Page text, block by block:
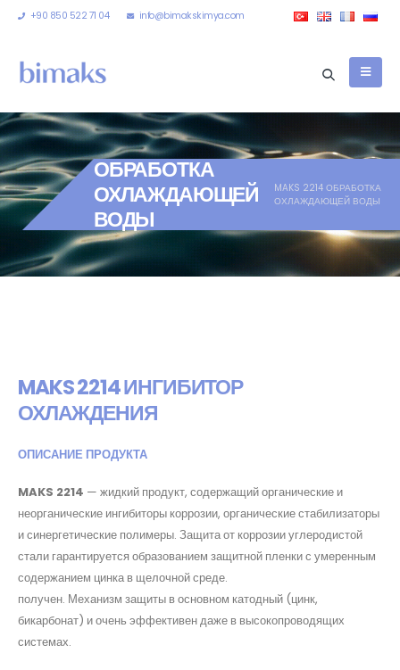
+90 850 522 71 04 info@bimakskimya.com
ОБРАБОТКА
ОХЛАЖДАЮЩЕЙ
ВОДЫ
MAKS 2214 ОБРАБОТКА
ОХЛАЖДАЮЩЕЙ ВОДЫ
MAKS 2214 ИНГИБИТОР
ОХЛАЖДЕНИЯ
ОПИСАНИЕ ПРОДУКТА
MAKS 2214 — жидкий продукт, содержащий органические и
неорганические ингибиторы коррозии, органические стабилизаторы
и синергетические полимеры. Защита от коррозии углеродистой
стали гарантируется образованием защитной пленки с умеренным
содержанием цинка в щелочной среде.
получен. Механизм защиты в основном катодный (цинк,
бикарбонат) и очень эффективен даже в высокопроводящих
системах.